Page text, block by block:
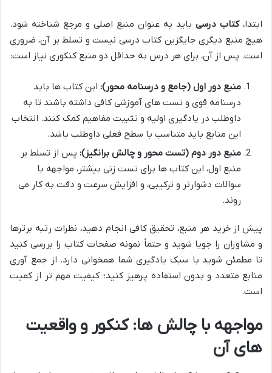
ابتدا،کتاب درسی باید به عنوان منبع اصلی و مرجع شناخته شود.
هیچ منبع دیگری جایگزین کتاب درسی نیست و تسلط بر آن، ضروری
است. پس از آن، برای هر درس به حداقل دو منبع کنکوری نیاز است:
منبع دور اول (جامع و درسنامه محور): این کتاب ها باید
درسنامه قوی و تست های آموزشی کافی داشته باشند تا به
داوطلب در یادگیری اولیه و تثبیت مفاهیم کمک کنند. انتخاب
این منابع باید متناسب با سطح فعلی داوطلب باشد.
منبع دور دوم (تست محور و چالش برانگیز): پس از تسلط بر
منبع اول، این کتاب ها برای تست زنی بیشتر، مواجهه با
سوالات دشوارتر و ترکیبی، و افزایش سرعت و دقت به کار می
روند.
پیش از خرید هر منبع، تحقیق کافی انجام دهید، نظرات رتبه برترها
و مشاوران را جویا شوید و حتماً نمونه صفحات کتاب را بررسی کنید
تا مطمئن شوید با سبک یادگیری شما همخوانی دارد. از جمع آوری
منابع متعدد و بدون استفاده پرهیز کنید؛ کیفیت مهم تر از کمیت
است.
مواجهه با چالش ها: کنکور و واقعیت
های آن